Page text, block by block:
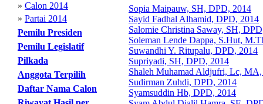
» Calon 2014
» Partai 2014
Pemilu Presiden
Pemilu Legislatif
Pilkada
Anggota Terpilih
Daftar Nama Calon
Sopia Maipauw, SH, DPD, 2014
Sayid Fadhal Alhamid, DPD, 2014
Salomie Christina Saway, SH,
Soleman Lende Dappa, S.Hut,
Suwandhi Y. Ritupalu, DPD, 2014
Supriyadi, SH, DPD, 2014
Shaleh Muhamad Aldjufri, Lc,
Sudirman Zuhdi, DPD, 2014
Syamsuddin Hb, DPD, 2014